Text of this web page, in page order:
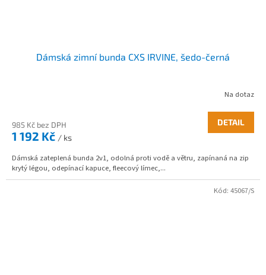
Dámská zimní bunda CXS IRVINE, šedo-černá
Na dotaz
985 Kč bez DPH
1 192 Kč / ks
DETAIL
Dámská zateplená bunda 2v1, odolná proti vodě a větru, zapínaná na zip
krytý légou, odepínací kapuce, fleecový límec,...
Kód: 45067/S